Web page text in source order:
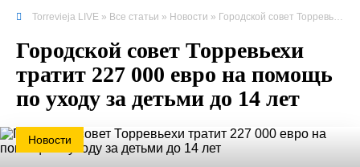
Torrevieja LIVE » Все статьи » Новости » Городской совет Торревьехи тратит 227 000 евро на помощь по уходу за детьми до 14 лет
Городской совет Торревьехи
тратит 227 000 евро на помощь
по уходу за детьми до 14 лет
Новости